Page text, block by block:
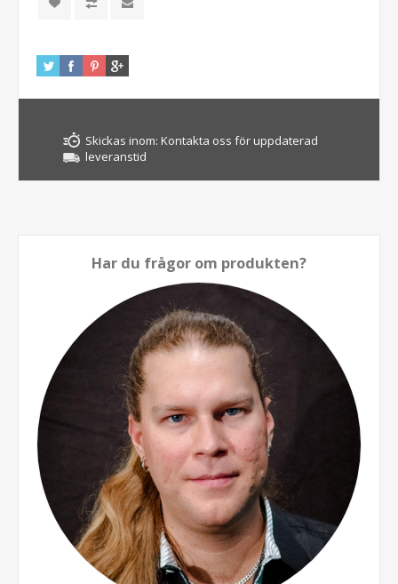
Skickas inom: Kontakta oss för uppdaterad
leveranstid
Har du frågor om produkten?